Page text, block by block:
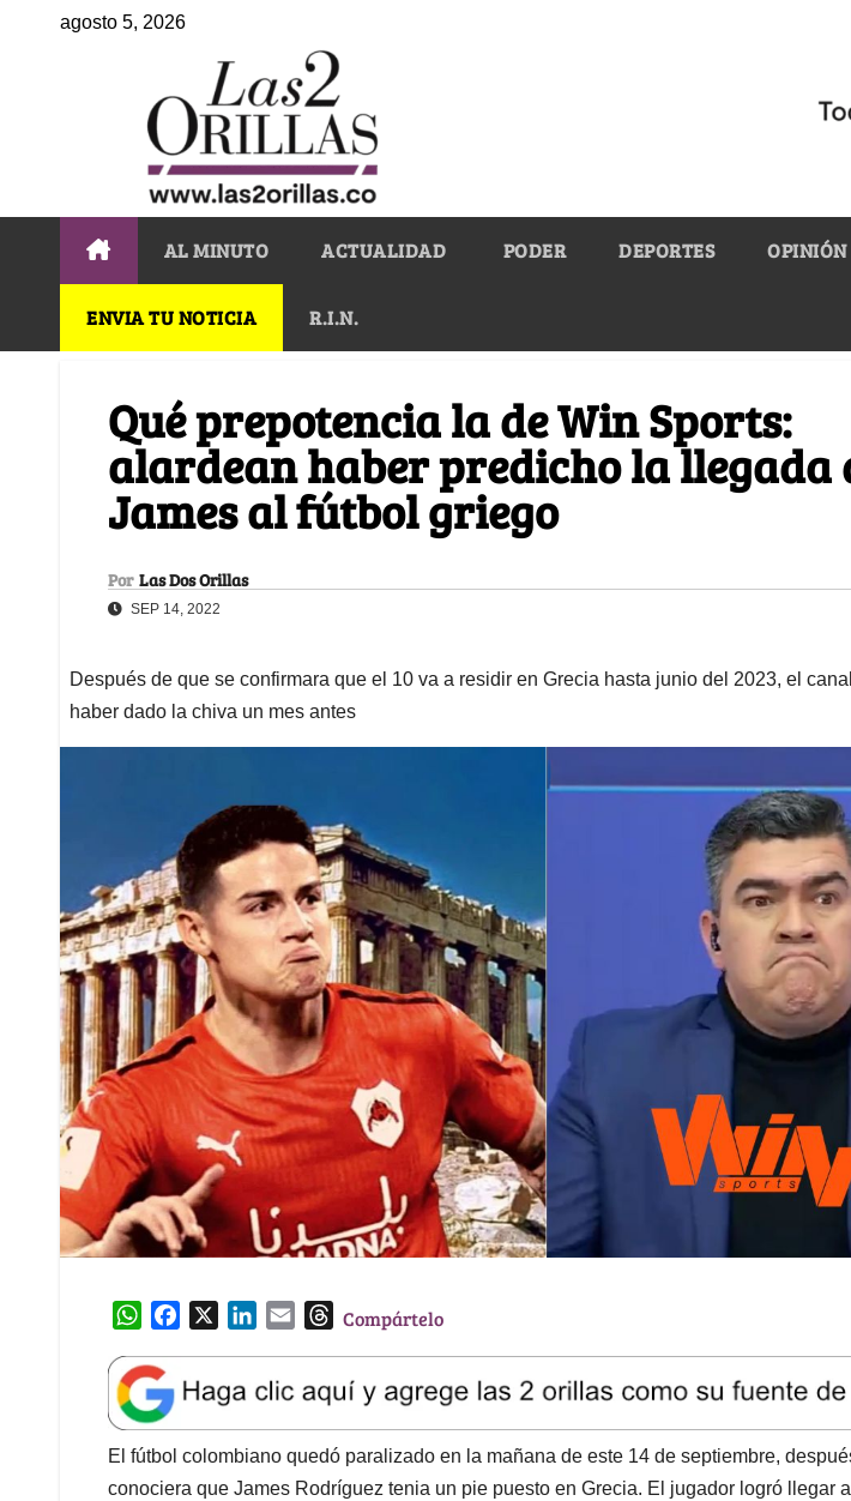
agosto 5, 2026
AL MINUTO ACTUALIDAD PODER DEPORTES OPINIÓN
ENVIA TU NOTICIA R.I.N.
Qué prepotencia la de Win Sports:
alardean haber predicho la llegada
James al fútbol griego
Por Las Dos Orillas
SEP 14, 2022
Después de que se confirmara que el 10 va a residir en Grecia hasta junio del 2023, el
haber dado la chiva un mes antes
W
a
t
s
A
p
e
b
o
o
k
e
d
I
l
T
e
a
d
s
Compártelo
El fútbol colombiano quedó paralizado en la mañana de este 14 de septiembre,
conociera que James Rodríguez tenia un pie puesto en Grecia. El jugador logró llegar